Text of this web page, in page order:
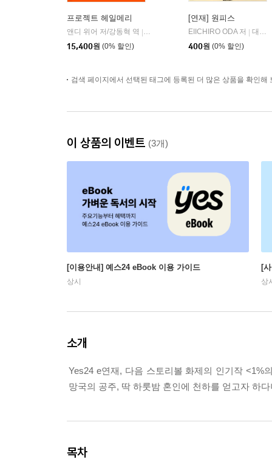
프로젝트 헤일메리
앤디 위어 저/강동혁 역 |
알에이치코리아(RHK)
15,400원 (0% 할인)
[연재] 원피스
EIICHIRO ODA 저 | 대원씨아이/DCW
400원 (0% 할인)
검색 페이지에서 선택된 태그에 등록된 더 많은 상품을 확인해
이 상품의 이벤트 (3개)
[이용안내] 예스24 eBook 이용 가이드
상시
[
상
소개
Yes24 e연재, 다음 스토리볼 화제의 인기작 <1%
망국의 공주, 딱 하룻밤 혼인에 천하를 얻고자 하
목차